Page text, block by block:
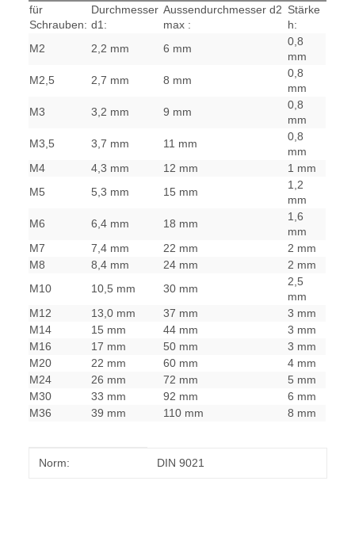
für
Schrauben:
Durchmesser
d1:
Aussendurchmesser d2
max :
Stärke
h:
M2
2,2 mm 6 mm
0,8
mm
M2,5
2,7 mm 8 mm
0,8
mm
M3
3,2 mm 9 mm
0,8
mm
M3,5
3,7 mm 11 mm
0,8
mm
M4
4,3 mm 12 mm
1 mm
M5
5,3 mm 15 mm
1,2
mm
M6
6,4 mm 18 mm
1,6
mm
M7
7,4 mm 22 mm
2 mm
M8
8,4 mm 24 mm
2 mm
M10
10,5 mm 30 mm
2,5
mm
M12
13,0 mm 37 mm
3 mm
M14
15 mm 44 mm
3 mm
M16
17 mm 50 mm
3 mm
M20
22 mm 60 mm
4 mm
M24
26 mm 72 mm
5 mm
M30
33 mm 92 mm
6 mm
M36
39 mm 110 mm 8 mm
Produkteigenschaft
Wert
Norm: DIN 9021